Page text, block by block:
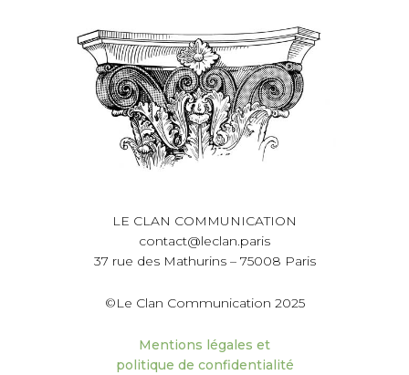
LE CLAN COMMUNICATION
contact@leclan.paris
37 rue des Mathurins – 75008 Paris
©Le Clan Communication 2025
Mentions légales et
politique de confidentialité